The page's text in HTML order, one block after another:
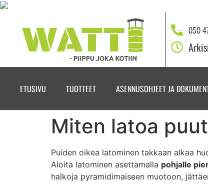
050
ETUSIVU TUOTTEET ASENNUSOHJEET JA
Miten latoa
Puiden oikea latominen takkaan alkaa
Aloita latominen asettamalla pohjalle
halkoja pyramidimaiseen muotoon,